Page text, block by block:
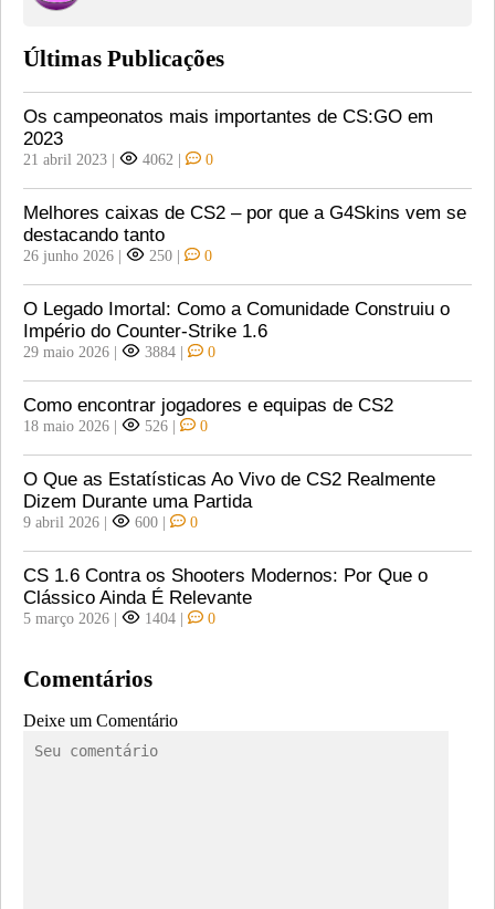
Últimas Publicações
Os campeonatos mais importantes de CS:GO em
2023
21 abril 2023 | 4062 | 0
Melhores caixas de CS2 – por que a G4Skins vem se
destacando tanto
26 junho 2026 | 250 | 0
O Legado Imortal: Como a Comunidade Construiu o
Império do Counter-Strike 1.6
29 maio 2026 | 3884 | 0
Como encontrar jogadores e equipas de CS2
18 maio 2026 | 526 | 0
O Que as Estatísticas Ao Vivo de CS2 Realmente
Dizem Durante uma Partida
9 abril 2026 | 600 | 0
CS 1.6 Contra os Shooters Modernos: Por Que o
Clássico Ainda É Relevante
5 março 2026 | 1404 | 0
Comentários
Deixe um Comentário